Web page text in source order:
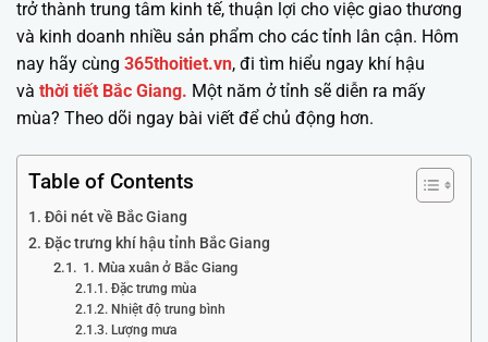
trở thành trung tâm kinh tế, thuận lợi cho việc giao thương
và kinh doanh nhiều sản phẩm cho các tỉnh lân cận. Hôm
nay hãy cùng 365thoitiet.vn, đi tìm hiểu ngay khí hậu
và thời tiết Bắc Giang. Một năm ở tỉnh sẽ diễn ra mấy
mùa? Theo dõi ngay bài viết để chủ động hơn.
Table of Contents
Đôi nét về Bắc Giang
Đặc trưng khí hậu tỉnh Bắc Giang
1. Mùa xuân ở Bắc Giang
Đặc trưng mùa
Nhiệt độ trung bình
Lượng mưa